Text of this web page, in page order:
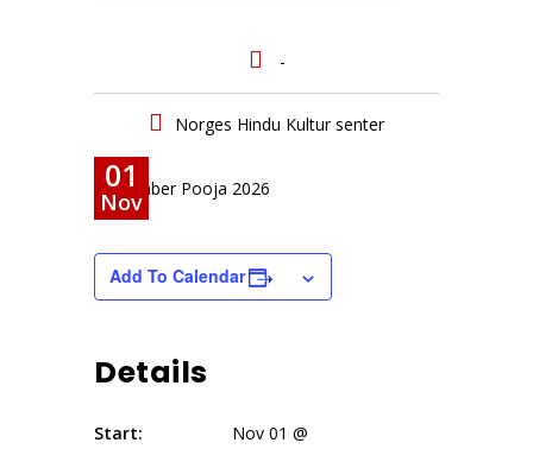
01
Nov
-
Norges Hindu Kultur senter
November Pooja 2026
Add To Calendar
Details
Start: Nov 01 @